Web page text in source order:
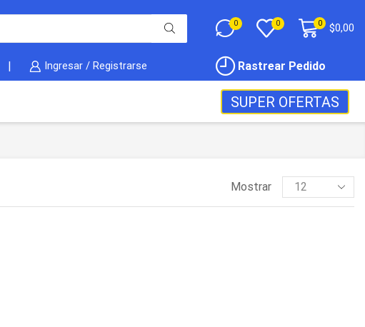
0 0 0 $0,00
Ingresar / Registrarse Rastrear Pedido
SUPER OFERTAS
Mostrar